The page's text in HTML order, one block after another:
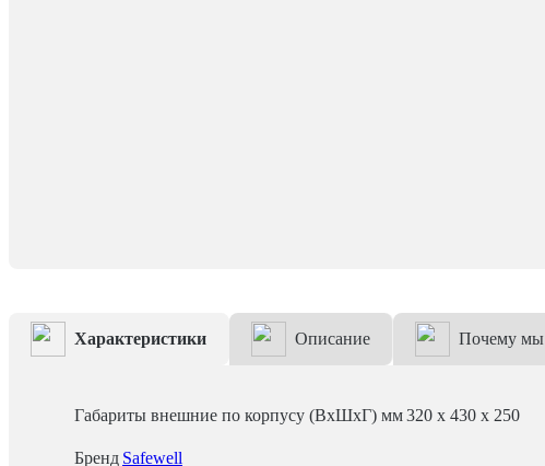
Характеристики Описание Почему мы
Габариты внешние по корпусу (ВхШхГ) мм320 x 430 x 250
Бренд Safewell